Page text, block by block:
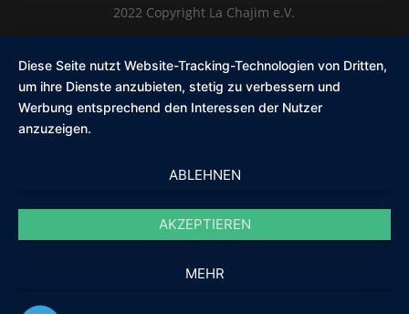
2022 Copyright La Chajim e.V.
Diese Seite nutzt Website-Tracking-Technologien von Dritten,
um ihre Dienste anzubieten, stetig zu verbessern und
Werbung entsprechend den Interessen der Nutzer
anzuzeigen.
ABLEHNEN
AKZEPTIEREN
MEHR